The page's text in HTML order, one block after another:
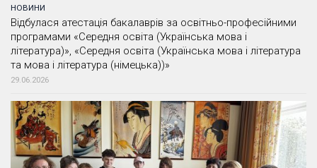
НОВИНИ
Відбулася атестація бакалаврів за освітньо-професійними
програмами «Середня освіта (Українська мова і
література)», «Середня освіта (Українська мова і література
та мова і література (німецька))»
29.06.2026